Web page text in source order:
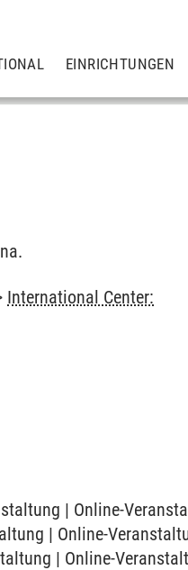
EINRICHTUNGEN
International Center:
| Online-
| Online-
| Online-